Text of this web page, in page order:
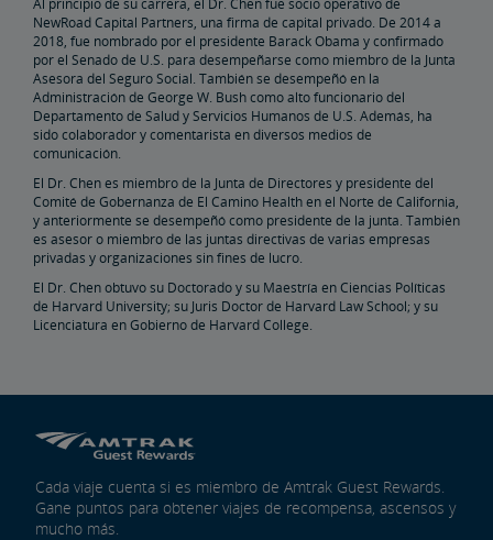
Socios y Alianzas
Oportunidades de Adquisición de Amtrak
Bienes Raíces
Instalaciones de Servicios Públicos
Arrendamientos, Servidumbres
Titularidad de Propiedad
Planificar Eventos Especiales
Venta Minorista y Arrendamiento
Oportunidades de Publicidad de Amtrak
Contactos de Bienes Raíces
Restauración Ambiental
Instalación Ferroviaria de East Barracks en Trenton
New York Penn Station
Instalación Ferroviaria de West Yard en Wilmington
Instalación Ferroviaria de Cedar Hill en Hamden
Instalación Ferroviaria de County Yard en New Brunswick
Biblioteca de Prácticas y Normas de Ingeniería
Futuro del Ferrocarril
Portal de Subvenciones de Amtrak
Al principio de su carrera, el Dr. Chen fue socio operativo de
NewRoad Capital Partners, una firma de capital privado. De 2014 a
2018, fue nombrado por el presidente Barack Obama y confirmado
por el Senado de U.S. para desempeñarse como miembro de la Junta
Asesora del Seguro Social. También se desempeñó en la
Administración de George W. Bush como alto funcionario del
Departamento de Salud y Servicios Humanos de U.S. Además, ha
sido colaborador y comentarista en diversos medios de
comunicación.
El Dr. Chen es miembro de la Junta de Directores y presidente del
Comité de Gobernanza de El Camino Health en el Norte de California,
y anteriormente se desempeñó como presidente de la junta. También
es asesor o miembro de las juntas directivas de varias empresas
privadas y organizaciones sin fines de lucro.
El Dr. Chen obtuvo su Doctorado y su Maestría en Ciencias Políticas
de Harvard University; su Juris Doctor de Harvard Law School; y su
Licenciatura en Gobierno de Harvard College.
Cada viaje cuenta si es miembro de Amtrak Guest Rewards.
Gane puntos para obtener viajes de recompensa, ascensos y
mucho más.